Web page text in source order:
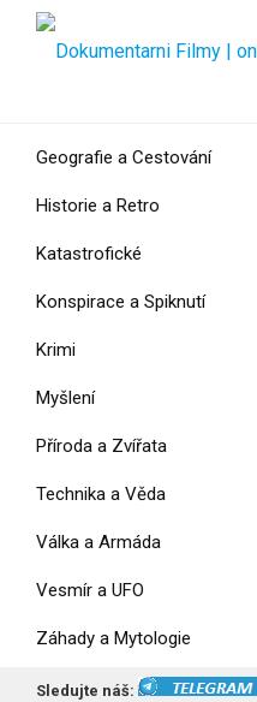
Geografie a Cestování
Historie a Retro
Katastrofické
Konspirace a Spiknutí
Krimi
Myšlení
Příroda a Zvířata
Technika a Věda
Válka a Armáda
Vesmír a UFO
Záhady a Mytologie
Zajímavosti ze světa
Sledujte náš: